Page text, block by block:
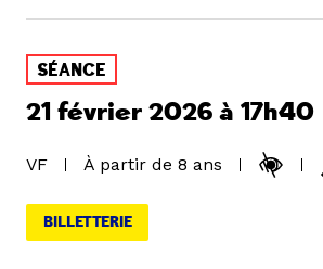
SÉANCE
21 février 2026 à 17h40
VF À partir de 8 ans
BILLETTERIE